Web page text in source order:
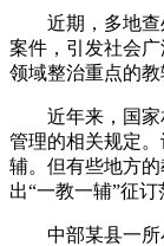
近期，多地查
案件，引发社会
领域整治重点的教
近年来，国家
管理的相关规定
辅。但有些地方
出“一教一辅”征
中部某县一所